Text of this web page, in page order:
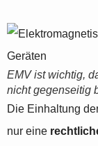
EMV ist wichtig,
nicht gegenseitig
Die Einhaltung
nur eine